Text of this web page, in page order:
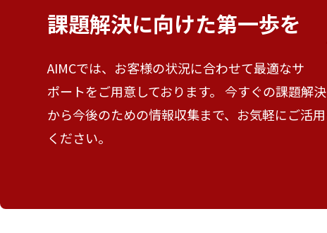
課題解決に向けた第一歩を
AIMCでは、お客様の状況に合わせて最適なサ
ポートをご用意しております。 今すぐの課題解決
から今後のための情報収集まで、お気軽にご活用
ください。